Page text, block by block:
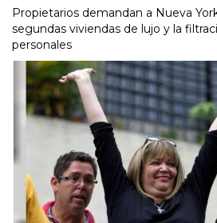
Propietarios demandan a Nueva
segundas viviendas de lujo y la
personales